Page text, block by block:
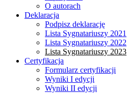
O autorach
Deklaracja
Podpisz deklarację
Lista Sygnatariuszy 2021
Lista Sygnatariuszy 2022
Lista Sygnatariuszy 2023
Certyfikacja
Formularz certyfikacji
Wyniki I edycji
Wyniki II edycji